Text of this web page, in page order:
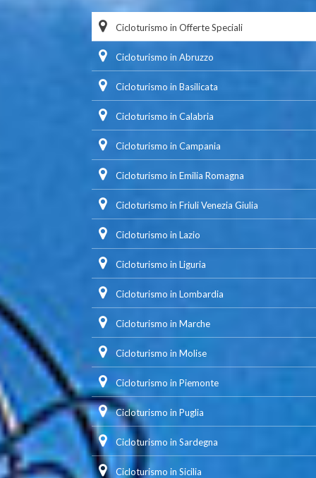
Cicloturismo in Offerte Speciali
Cicloturismo in Abruzzo
Cicloturismo in Basilicata
Cicloturismo in Calabria
Cicloturismo in Campania
Cicloturismo in Emilia Romagna
Cicloturismo in Friuli Venezia Giulia
Cicloturismo in Lazio
Cicloturismo in Liguria
Cicloturismo in Lombardia
Cicloturismo in Marche
Cicloturismo in Molise
Cicloturismo in Piemonte
Cicloturismo in Puglia
Cicloturismo in Sardegna
Cicloturismo in Sicilia